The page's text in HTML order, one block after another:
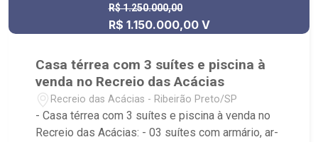
R$ 1.250.000,00
R$ 1.150.000,00 V
Casa térrea com 3 suítes e piscina à
venda no Recreio das Acácias
Recreio das Acácias - Ribeirão Preto/SP
- Casa térrea com 3 suítes e piscina à venda no
Recreio das Acácias: - 03 suítes com armário, ar-